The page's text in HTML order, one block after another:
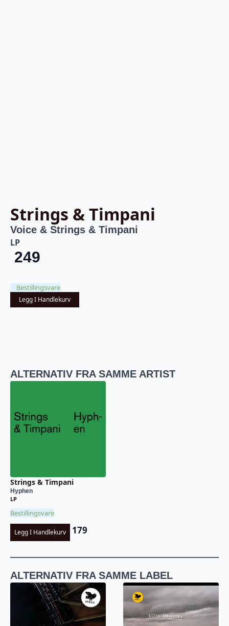
Strings & Timpani
Voice & Strings & Timpani
LP
249
Bestillingsvare
Legg I Handlekurv
ALTERNATIV FRA SAMME ARTIST
Strings & Timpani
Hyphen
LP
Bestillingsvare
Legg I Handlekurv 179
ALTERNATIV FRA SAMME LABEL